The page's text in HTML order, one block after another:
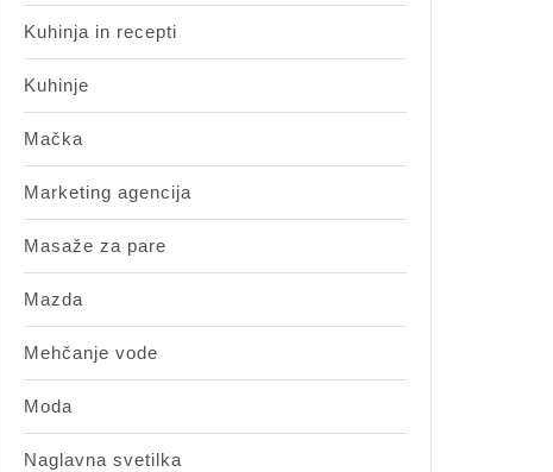
Kuhinja in recepti
Kuhinje
Mačka
Marketing agencija
Masaže za pare
Mazda
Mehčanje vode
Moda
Naglavna svetilka